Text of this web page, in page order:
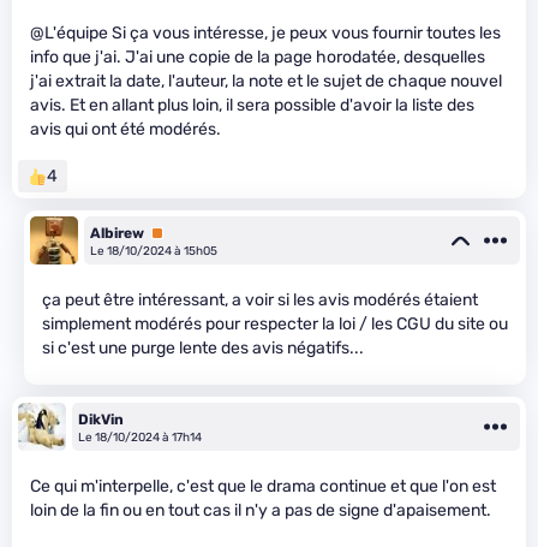
@L'équipe Si ça vous intéresse, je peux vous fournir toutes les
info que j'ai. J'ai une copie de la page horodatée, desquelles
j'ai extrait la date, l'auteur, la note et le sujet de chaque nouvel
avis. Et en allant plus loin, il sera possible d'avoir la liste des
avis qui ont été modérés.
4
Albirew Premium
Le 18/10/2024 à 15h05
ça peut être intéressant, a voir si les avis modérés étaient
simplement modérés pour respecter la loi / les CGU du site ou
si c'est une purge lente des avis négatifs...
DikVin
Le 18/10/2024 à 17h14
Ce qui m'interpelle, c'est que le drama continue et que l'on est
loin de la fin ou en tout cas il n'y a pas de signe d'apaisement.